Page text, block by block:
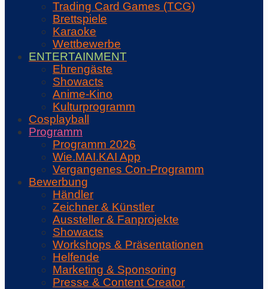
Trading Card Games (TCG)
Brettspiele
Karaoke
Wettbewerbe
ENTERTAINMENT
Ehrengäste
Showacts
Anime-Kino
Kulturprogramm
Cosplayball
Programm
Programm 2026
Wie.MAI.KAI App
Vergangenes Con-Programm
Bewerbung
Händler
Zeichner & Künstler
Aussteller & Fanprojekte
Showacts
Workshops & Präsentationen
Helfende
Marketing & Sponsoring
Presse & Content Creator